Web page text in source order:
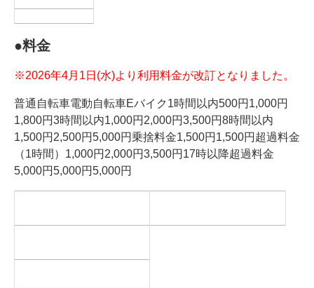
●料金
※2026年4月1日(水)より利用料金が改訂となりました。
普通自転車電動自転車Eバイク1時間以内500円1,000円
1,800円3時間以内1,000円2,000円3,500円8時間以内
1,500円2,500円5,000円乗捨料金1,500円1,500円超過料金
（1時間）1,000円2,000円3,500円17時以降超過料金
5,000円5,000円5,000円